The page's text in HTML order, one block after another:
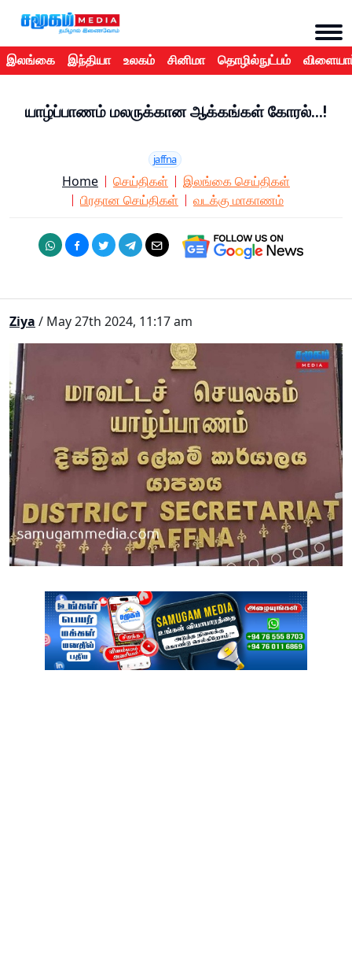
இலங்கை இந்தியா உலகம் சினிமா தொழில்நுட்பம்
யாழ்ப்பாணம் மலருக்கான ஆக்கங்கள் கோரல்...!
jaffna
Home செய்திகள்
இலங்கை செய்திகள்
பிரதான செய்திகள்
வடக்கு மாகாணம்
Ziya / May 27th 2024, 11:17 am